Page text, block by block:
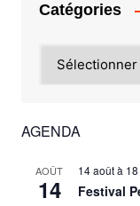
Catégories
AGENDA
AOÛT
14
14 août à
Festival